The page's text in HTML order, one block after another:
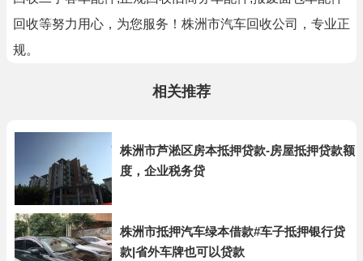
回收等努力用心，为您服务！株洲市汽车回收公司，专业正
规。
相关推荐
株洲市芦淞区房本抵押贷款-房屋抵押贷款额
度，企业税务贷
株洲市抵押汽车绿本借款#车子抵押银行贷
款|省外车牌也可以贷款